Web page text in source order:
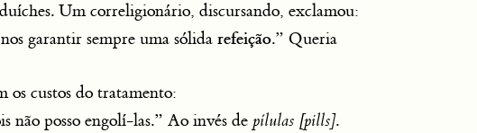
Um correligionário, discursando, exclamou:
garantir sempre uma sólida refeição.” Queria
os custos do tratamento:
não posso engolí-las.” Ao invés de pílulas [pills].